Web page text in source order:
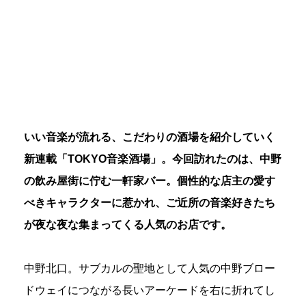
いい音楽が流れる、こだわりの酒場を紹介していく
新連載「TOKYO音楽酒場」。今回訪れたのは、中野
の飲み屋街に佇む一軒家バー。個性的な店主の愛す
べきキャラクターに惹かれ、ご近所の音楽好きたち
が夜な夜な集まってくる人気のお店です。
中野北口。サブカルの聖地として人気の中野ブロー
ドウェイにつながる長いアーケードを右に折れてし